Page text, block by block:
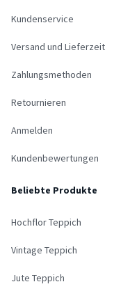
Kundenservice
Versand und Lieferzeit
Zahlungsmethoden
Retournieren
Anmelden
Kundenbewertungen
Beliebte Produkte
Hochflor Teppich
Vintage Teppich
Jute Teppich